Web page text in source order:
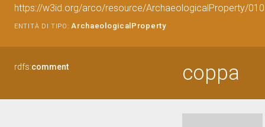
https://w3id.org/arco/resource/ArchaeologicalProperty/
ENTITÀ DI TIPO: ArchaeologicalProperty
rdfs:comment coppa